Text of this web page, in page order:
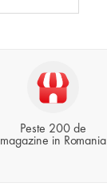
Peste 200 de
magazine in Romania